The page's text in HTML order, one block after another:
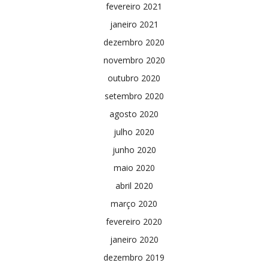
fevereiro 2021
janeiro 2021
dezembro 2020
novembro 2020
outubro 2020
setembro 2020
agosto 2020
julho 2020
junho 2020
maio 2020
abril 2020
março 2020
fevereiro 2020
janeiro 2020
dezembro 2019